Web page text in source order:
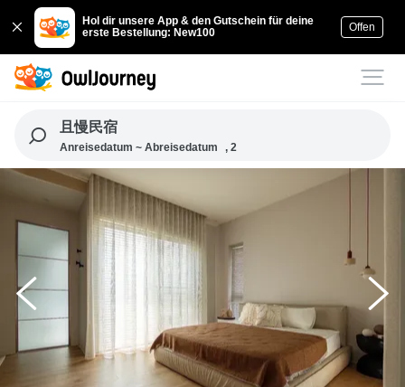
Hol dir unsere App & den Gutschein für deine
erste Bestellung: New100
Offen
且慢民宿
Anreisedatum ~ Abreisedatum , 2